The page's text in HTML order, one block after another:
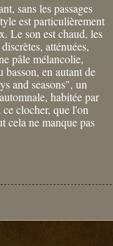
sans les passages
est particulièrement
Le son est chaud, les
atténuées,
pâle mélancolie,
basson, en autant de
and seasons", un
habitée par
clocher, que l'on
cela ne manque pas